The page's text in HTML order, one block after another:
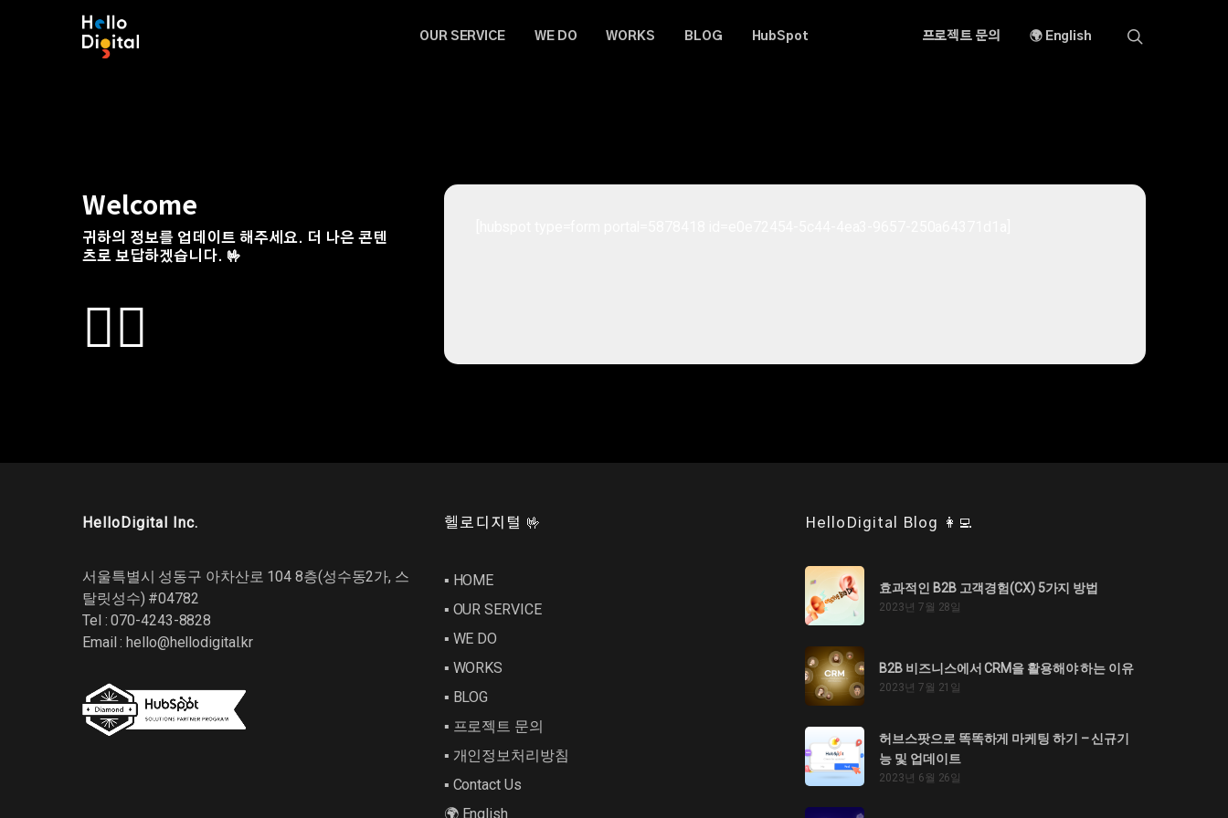
OUR SERVICE WE DO WORKS BLOG HubSpot 프로젝트 문의 🌍 English
Welcome
귀하의 정보를 업데이트 해주세요. 더 나은 콘텐
츠로 보답하겠습니다. 🤟
🙇‍♂️
HelloDigital Inc.
서울특별시 성동구 아차산로 104 8층(성수동2가, 스
탈릿성수) #04782
Tel : 070-4243-8828
Email :hello@hellodigital.kr
헬로디지털 🤟
▪︎ HOME
▪︎ OUR SERVICE
▪︎ WE DO
▪︎ WORKS
▪︎ BLOG
▪︎ 프로젝트 문의
▪︎ 개인정보처리방침
▪︎ Contact Us
🌍 English
HelloDigital Blog 👩‍💻
효과적인 B2B 고객경험(CX) 5가지 방법
2023년 7월 28일
B2B 비즈니스에서 CRM을 활용해야 하는 이유
2023년 7월 21일
허브스팟으로 똑똑하게 마케팅 하기 – 신규기
능 및 업데이트
2023년 6월 26일